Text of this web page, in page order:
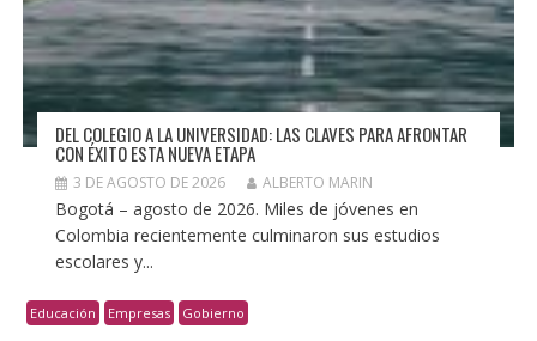
DEL COLEGIO A LA UNIVERSIDAD: LAS CLAVES PARA AFRONTAR
CON ÉXITO ESTA NUEVA ETAPA
3 DE AGOSTO DE 2026 ALBERTO MARIN
Bogotá – agosto de 2026. Miles de jóvenes en
Colombia recientemente culminaron sus estudios
escolares y...
Educación Empresas Gobierno